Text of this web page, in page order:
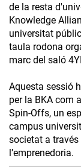
de la resta
Knowledge
universitat
taula rodona
marc del saló
Aquesta sessió
per la BKA com
Spin-Offs, un
campus
societat a
l’emprenedoria.